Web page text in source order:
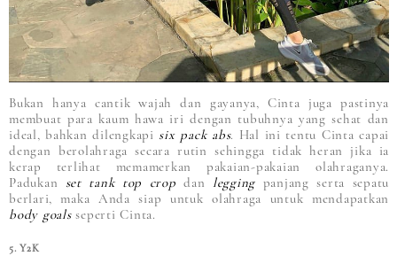
Bukan hanya cantik wajah dan gayanya, Cinta juga pastinya
membuat para kaum hawa iri dengan tubuhnya yang sehat dan
ideal, bahkan dilengkapi six pack abs. Hal ini tentu Cinta capai
dengan berolahraga secara rutin sehingga tidak heran jika ia
kerap terlihat memamerkan pakaian-pakaian olahraganya.
Padukan set tank top crop dan legging panjang serta sepatu
berlari, maka Anda siap untuk olahraga untuk mendapatkan
body goalsseperti Cinta.
5. Y2K